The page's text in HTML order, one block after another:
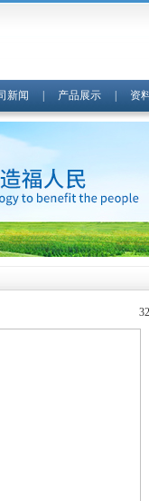
新闻 产品展示 资